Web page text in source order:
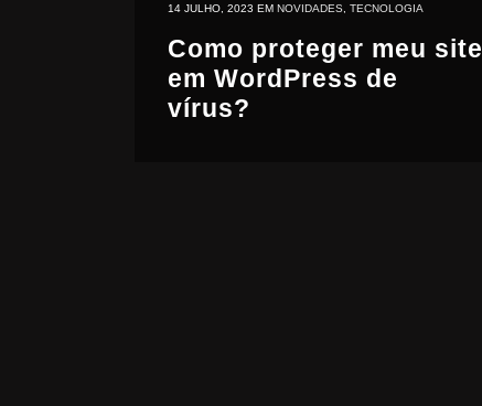
14 JULHO, 2023 EM NOVIDADES TECNOLOGIA
Como proteger meu site
em WordPress de
vírus?